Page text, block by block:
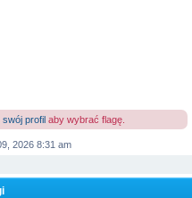
swój profil aby wybrać flagę.
2026 8:31 am